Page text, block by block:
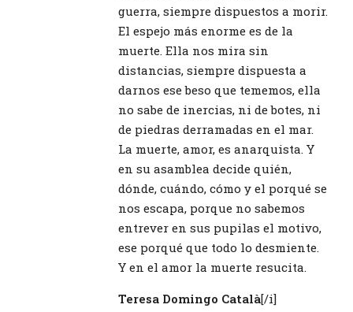
guerra, siempre dispuestos a morir.
El espejo más enorme es de la
muerte. Ella nos mira sin
distancias, siempre dispuesta a
darnos ese beso que tememos, ella
no sabe de inercias, ni de botes, ni
de piedras derramadas en el mar.
La muerte, amor, es anarquista. Y
en su asamblea decide quién,
dónde, cuándo, cómo y el porqué se
nos escapa, porque no sabemos
entrever en sus pupilas el motivo,
ese porqué que todo lo desmiente.
Y en el amor la muerte resucita.
Teresa Domingo Català[/i]